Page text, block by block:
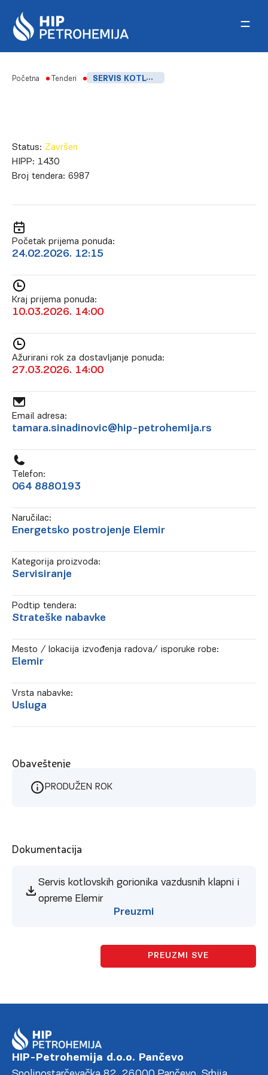
Početna Tenderi SERVIS KOTLOVSKIH GORIONIKA, VAZDUŠNIH KLAPNI I OPREME, ELEMIR
Status: Završen
HIPP: 1430
Broj tendera: 6987
Početak prijema ponuda:
24.02.2026. 12:15
Kraj prijema ponuda:
10.03.2026. 14:00
Ažurirani rok za dostavljanje ponuda:
27.03.2026. 14:00
Email adresa:
tamara.sinadinovic@hip-petrohemija.rs
Telefon:
064 8880193
Naručilac:
Energetsko postrojenje Elemir
Kategorija proizvoda:
Servisiranje
Podtip tendera:
Strateške nabavke
Mesto / lokacija izvođenja radova/ isporuke robe:
Elemir
Vrsta nabavke:
Usluga
Obaveštenje
PRODUŽEN ROK
Dokumentacija
Servis kotlovskih gorionika vazdusnih klapni i
opreme Elemir
Preuzmi
PREUZMI SVE
HIP-Petrohemija d.o.o. Pančevo